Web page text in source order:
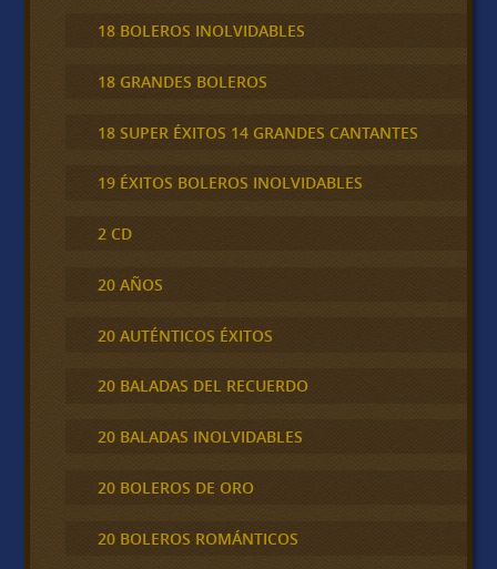
18 BOLEROS INOLVIDABLES
18 GRANDES BOLEROS
18 SUPER ÉXITOS 14 GRANDES CANTANTES
19 ÉXITOS BOLEROS INOLVIDABLES
2 CD
20 AÑOS
20 AUTÉNTICOS ÉXITOS
20 BALADAS DEL RECUERDO
20 BALADAS INOLVIDABLES
20 BOLEROS DE ORO
20 BOLEROS ROMÁNTICOS